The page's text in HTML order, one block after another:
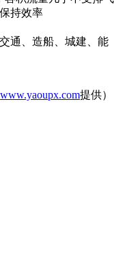
持效率
通、造船、城建、能
www.yaoupx.com提供）